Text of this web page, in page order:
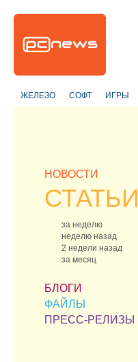
ЖЕЛЕЗО СОФТ ИГРЫ
НОВОСТИ
СТАТЬИ
за неделю
неделю назад
2 недели назад
за месяц
БЛОГИ
ФАЙЛЫ
ПРЕСС-РЕЛИЗЫ